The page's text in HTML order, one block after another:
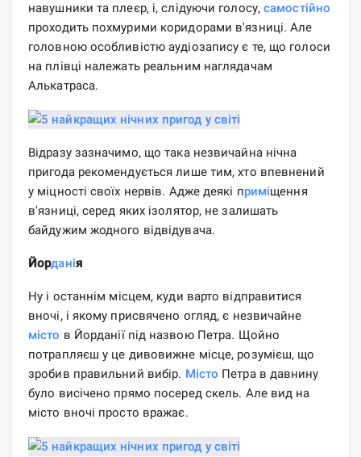
навушники та плеєр, і, слідуючи голосу, самостійно
проходить похмурими коридорами в'язниці. Але
головною особливістю аудіозапису є те, що голоси
на плівці належать реальним наглядачам
Алькатраса.
Відразу зазначимо, що така незвичайна нічна
пригода рекомендується лише тим, хто впевнений
у міцності своїх нервів. Адже деякі приміщення
в'язниці, серед яких ізолятор, не залишать
байдужим жодного відвідувача.
Йорданія
Ну і останнім місцем, куди варто відправитися
вночі, і якому присвячено огляд, є незвичайне
місто в Йорданії під назвою Петра. Щойно
потрапляєш у це дивовижне місце, розумієш, що
зробив правильний вибір. Місто Петра в давнину
було висічено прямо посеред скель. Але вид на
місто вночі просто вражає.